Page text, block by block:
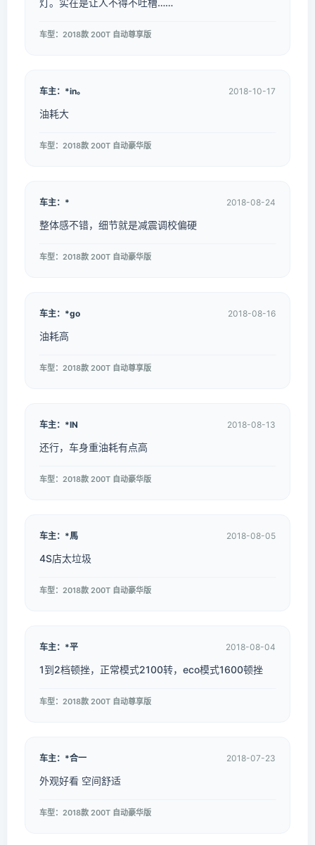
灯。实在是让人不得不吐槽……
车型：2018款 200T 自动尊享版
车主：*in。 2018-10-17
油耗大
车型：2018款 200T 自动豪华版
车主：* 2018-08-24
整体感不错，细节就是减震调校偏硬
车型：2018款 200T 自动豪华版
车主：*go 2018-08-16
油耗高
车型：2018款 200T 自动尊享版
车主：*IN 2018-08-13
还行，车身重油耗有点高
车型：2018款 200T 自动豪华版
车主：*馬 2018-08-05
4S店太垃圾
车型：2018款 200T 自动豪华版
车主：*平 2018-08-04
1到2档顿挫，正常模式2100转，eco模式1600顿挫
车型：2018款 200T 自动尊享版
车主：*合一 2018-07-23
外观好看 空间舒适
车型：2018款 200T 自动豪华版